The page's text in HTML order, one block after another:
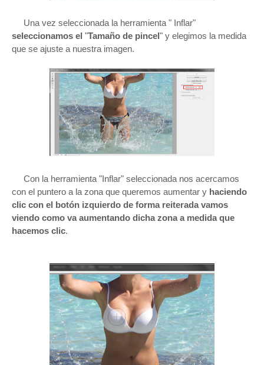
Una vez seleccionada la herramienta " Inflar"
seleccionamos el "Tamaño de pincel" y elegimos la medida
que se ajuste a nuestra imagen.
Con la herramienta "Inflar" seleccionada nos acercamos
con el puntero a la zona que queremos aumentar y haciendo
clic con el botón izquierdo de forma reiterada vamos
viendo como va aumentando dicha zona a medida que
hacemos clic.